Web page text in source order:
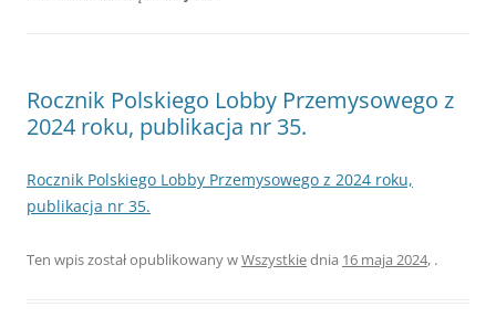
Rocznik Polskiego Lobby Przemysowego z
2024 roku, publikacja nr 35.
Rocznik Polskiego Lobby Przemysowego z 2024 roku,
publikacja nr 35.
Ten wpis został opublikowany wWszystkiednia 16 maja 2024, .